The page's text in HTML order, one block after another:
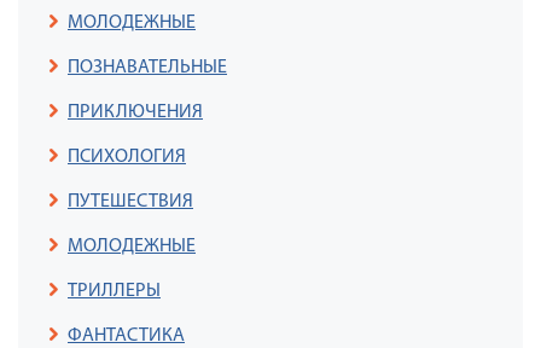
МОЛОДЕЖНЫЕ
ПОЗНАВАТЕЛЬНЫЕ
ПРИКЛЮЧЕНИЯ
ПСИХОЛОГИЯ
ПУТЕШЕСТВИЯ
МОЛОДЕЖНЫЕ
ТРИЛЛЕРЫ
ФАНТАСТИКА